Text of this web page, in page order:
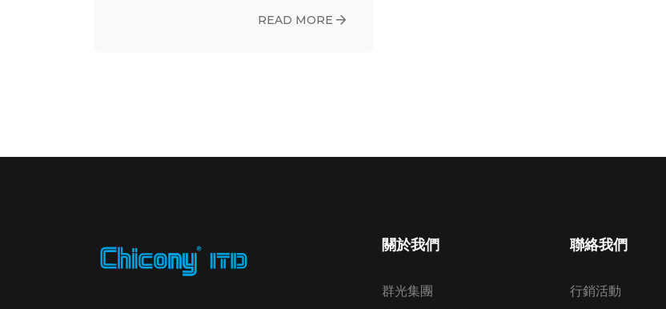
READ MORE
關於我們
群光集團
聯絡我們
行銷活動